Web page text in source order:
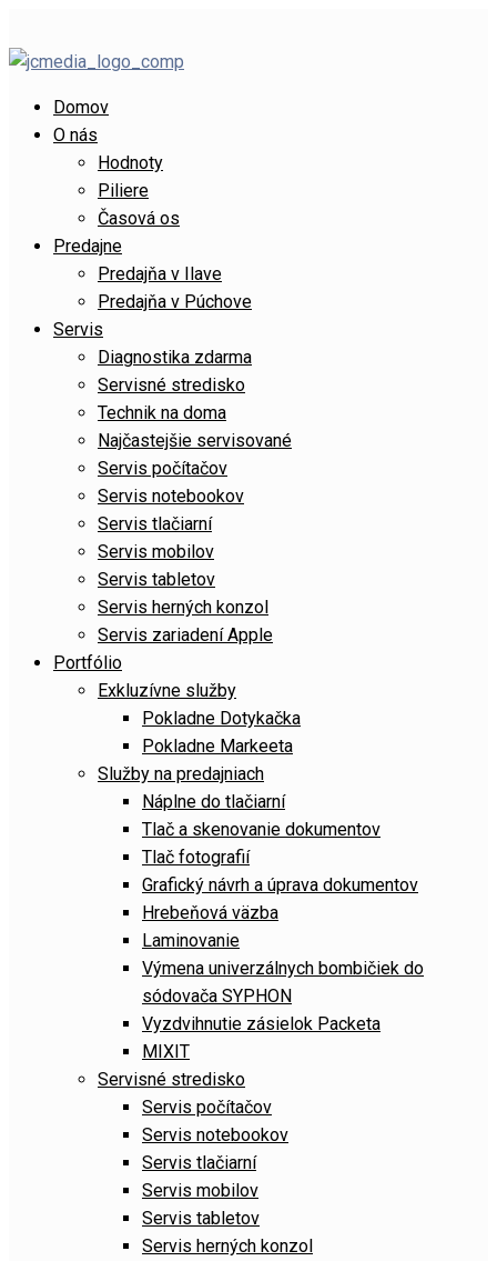
Domov
O nás
Hodnoty
Piliere
Časová os
Predajne
Predajňa v Ilave
Predajňa v Púchove
Servis
Diagnostika zdarma
Servisné stredisko
Technik na doma
Najčastejšie servisované
Servis počítačov
Servis notebookov
Servis tlačiarní
Servis mobilov
Servis tabletov
Servis herných konzol
Servis zariadení Apple
Portfólio
Exkluzívne služby
Pokladne Dotykačka
Pokladne Markeeta
Služby na predajniach
Náplne do tlačiarní
Tlač a skenovanie dokumentov
Tlač fotografií
Grafický návrh a úprava dokumentov
Hrebeňová väzba
Laminovanie
Výmena univerzálnych bombičiek do
sódovača SYPHON
Vyzdvihnutie zásielok Packeta
MIXIT
Servisné stredisko
Servis počítačov
Servis notebookov
Servis tlačiarní
Servis mobilov
Servis tabletov
Servis herných konzol